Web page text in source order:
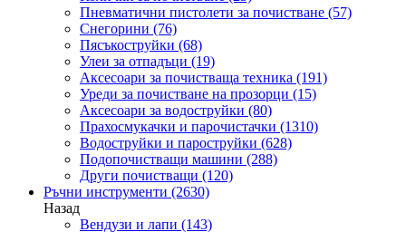
Пневматични пистолети за почистване (57)
Снегорини (76)
Пясъкоструйки (68)
Улеи за отпадъци (19)
Аксесоари за почистваща техника (191)
Уреди за почистване на прозорци (15)
Аксесоари за водоструйки (80)
Прахосмукачки и парочистачки (1310)
Водоструйки и пароструйки (628)
Подопочистващи машини (288)
Други почистващи (120)
Ръчни инструменти (2630)
Назад
Вендузи и лапи (143)